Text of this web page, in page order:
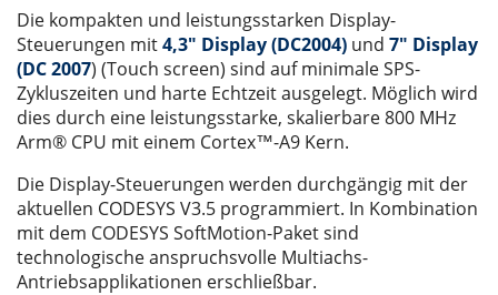
Die kompakten und leistungsstarken Display-
Steuerungen mit4,3" Display (DC2004) und 7" Display
(DC 2007) (Touch screen) sind auf minimale SPS-
Zykluszeiten und harte Echtzeit ausgelegt. Möglich wird
dies durch eine leistungsstarke, skalierbare 800 MHz
Arm® CPU mit einem Cortex™-A9 Kern.
Die Display-Steuerungen werden durchgängig mit der
aktuellen CODESYS V3.5 programmiert. In Kombination
mit dem CODESYS SoftMotion-Paket sind
technologische anspruchsvolle Multiachs-
Antriebsapplikationen erschließbar.